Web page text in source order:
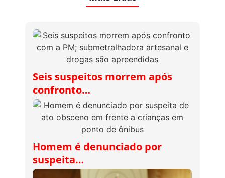
Seis suspeitos morrem após
confronto…
Homem é denunciado por
suspeita…